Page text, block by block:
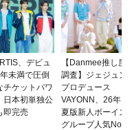
、デビュ
未満で圧倒
チケットパワ
日本初単独公
即完売
【Danmee推し度
調査】ジェジュン
プロデュース
VAYONN、26年
夏版新人ボーイズ
グループ人気No.1